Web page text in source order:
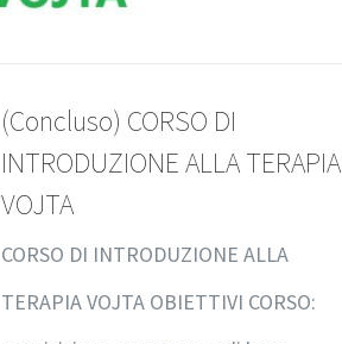
(Concluso) CORSO DI
INTRODUZIONE ALLA TERAPIA
VOJTA
CORSO DI INTRODUZIONE ALLA
TERAPIA VOJTA OBIETTIVI CORSO: